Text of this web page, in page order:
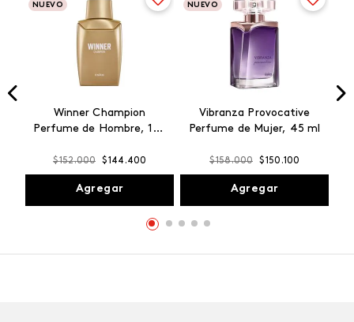
NUEVO
Winner Champion
Perfume de Hombre, 100
$152.000 $144 .400
Agregar
NUEVO
Vibranza Provocative
Perfume de Mujer, 45 ml
$158.000 $150 .100
Agregar